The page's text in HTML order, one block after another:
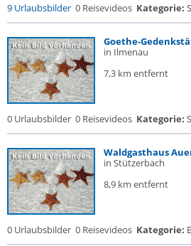
9 Urlaubsbilder 0 Reisevideos Kategorie:
Goethe-
in Ilmenau
7,3 km entfernt
0 Urlaubsbilder 0 Reisevideos Kategorie:
Waldgasthaus
in Stützerbach
8,9 km entfernt
0 Urlaubsbilder 0 Reisevideos Kategorie: